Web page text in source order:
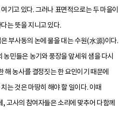
기고 있다. 그러나 표면적으로는 두 마을이
는 뜻을 지니고 있다.
부사동의 논에 물을 대는 수원(水源)이다.
농민들은 농기와 풍장을 앞세워 샘을 다시
해 농사를 결정짓는 한 요인이기 때문에
는 것은 마땅히 해야 할 일이다. 이때
, 고사의 참여자들은 소리에 맞추어 다함께